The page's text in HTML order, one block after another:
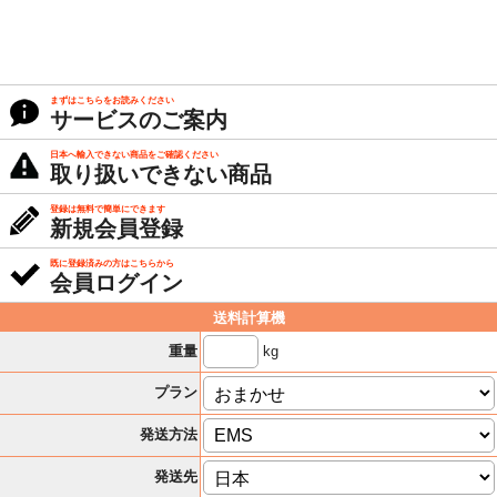
まずはこちらをお読みください
サービスのご案内
日本へ輸入できない商品をご確認ください
取り扱いできない商品
登録は無料で簡単にできます
新規会員登録
既に登録済みの方はこちらから
会員ログイン
送料計算機
重量
kg
プラン
発送方法
発送先